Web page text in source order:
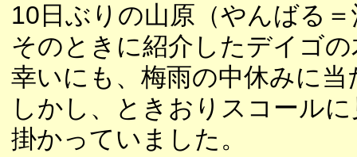
10日ぶりの山原（やんばる
そのときに紹介したデイゴ
幸いにも、梅雨の中休みに
しかし、ときおりスコール
掛かっていました。